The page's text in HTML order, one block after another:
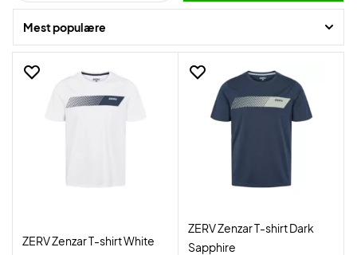
Mest populære
ZERV Zenzar T-shirt White
ZERV Zenzar T-shirt Dark
Sapphire